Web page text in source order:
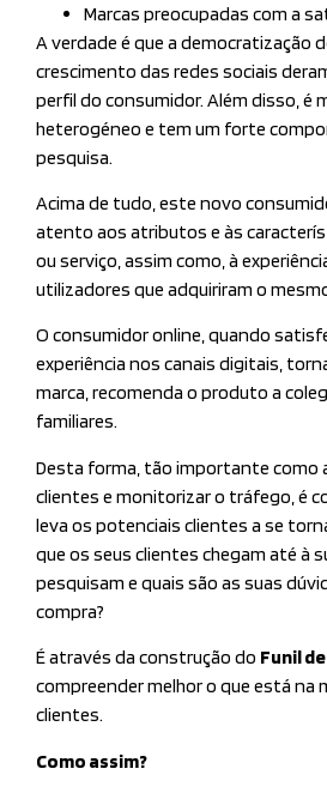
Marcas preocupadas com a
A verdade é que a democratização
crescimento das redes sociais
perfil do consumidor. Além disso, é
heterogéneo e tem um forte
pesquisa.
Acima de tudo, este novo
atento aos atributos e às
ou serviço, assim como, à
utilizadores que adquiriram o
O consumidor online, quando
experiência nos canais digitais,
marca, recomenda o produto a
familiares.
Desta forma, tão importante como
clientes e monitorizar o tráfego, é
leva os potenciais clientes a se
que os seus clientes chegam até à
pesquisam e quais são as suas
compra?
É através da construção do Funil
compreender melhor o que está na
clientes.
Como assim?